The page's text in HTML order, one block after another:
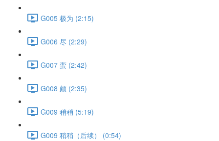
G005 极为 (2:15)
G006 尽 (2:29)
G007 蛮 (2:42)
G008 颇 (2:35)
G009 稍稍 (5:19)
G009 稍稍（后续） (0:54)